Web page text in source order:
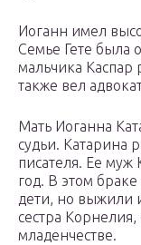
Иоганн имел
Семье Гете была
мальчика Каспар
также вел
Мать Иоганна
судьи. Катарина
писателя. Ее
год. В этом
дети, но выжили
сестра
младенчестве.